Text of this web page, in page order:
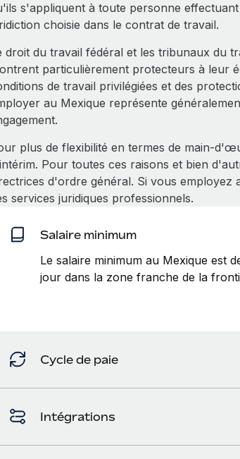
s'appliquent à toute personne
choisie dans le contrat de travail.
droit du travail fédéral et les tribunaux du
particulièrement protecteurs à leur
de travail privilégiées et des
au Mexique représente
plus de flexibilité en termes de main-
Pour toutes ces raisons et bien
d'ordre général. Si vous employez
services juridiques professionnels.
Salaire minimum
Le salaire minimum au Mexique est
jour dans la zone franche de la
Cycle de paie
Intégrations